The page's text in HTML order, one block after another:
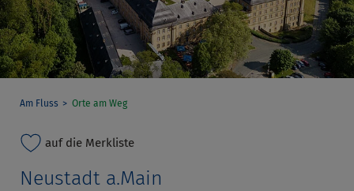
Am Fluss Orte am Weg
auf die Merkliste
Neustadt a.Main